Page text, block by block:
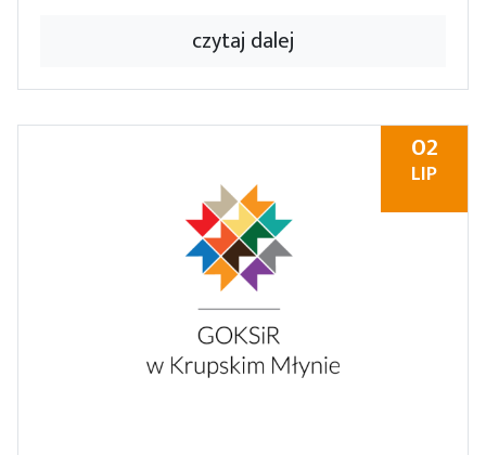
czytaj dalej
02
LIP